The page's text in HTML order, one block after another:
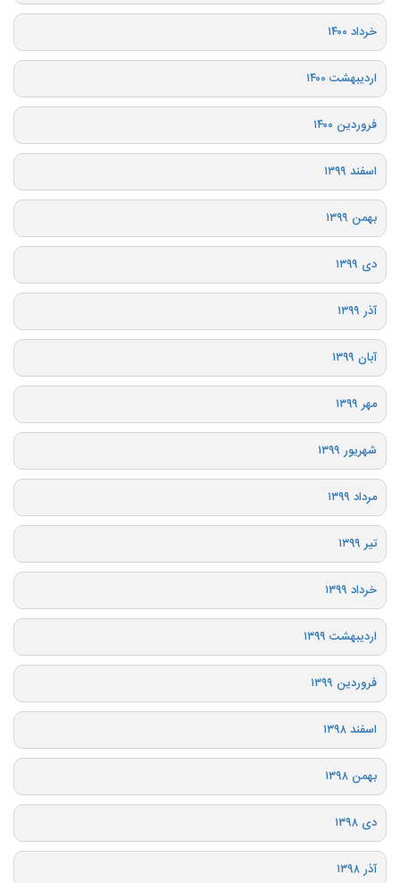
خرداد ۱۴۰۰
اردیبهشت ۱۴۰۰
فروردین ۱۴۰۰
اسفند ۱۳۹۹
بهمن ۱۳۹۹
دی ۱۳۹۹
آذر ۱۳۹۹
آبان ۱۳۹۹
مهر ۱۳۹۹
شهریور ۱۳۹۹
مرداد ۱۳۹۹
تیر ۱۳۹۹
خرداد ۱۳۹۹
اردیبهشت ۱۳۹۹
فروردین ۱۳۹۹
اسفند ۱۳۹۸
بهمن ۱۳۹۸
دی ۱۳۹۸
آذر ۱۳۹۸